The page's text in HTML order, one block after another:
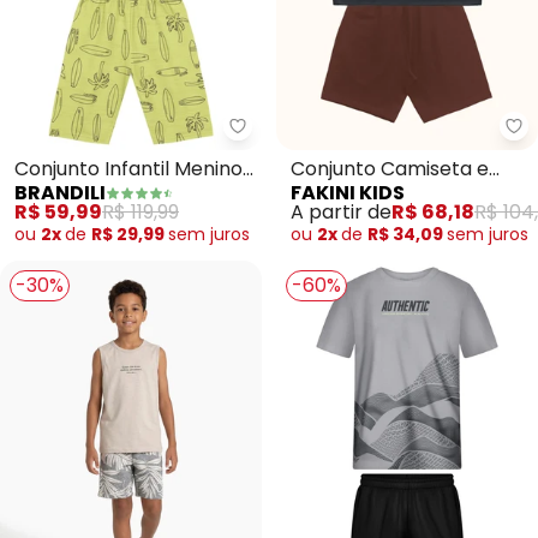
Brandili - Conjunto Infantil
Conjunto Infantil Menino
de Surf (Cinza)
BRANDILI
R$ 59,99R$ 119,99
ou 2xde R$ 29,99semjuros
Conjunto Camiseta e
Bermuda (Cinza)
FAKINI KIDS
A partir deR$ 68,18R$
ou 2xde R$ 34,09semjuros
-30% -60%